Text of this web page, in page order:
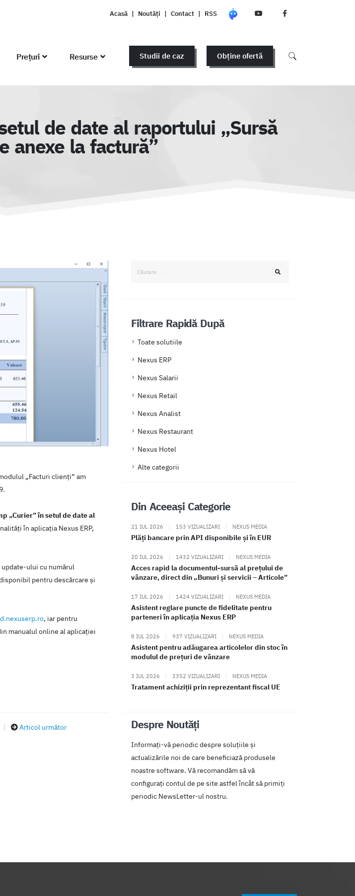
Acasă | Noutăți | Contact | RSS
Prețuri Resurse Studii de caz Obține ofertă
de date al raportului „Sursă
anexe la factură”
„Facturi clienți” am
„Curier” în setul de date al
în aplicaţia Nexus ERP,
ului cu numărul
pentru descărcare şi
, iar pentru
manualul online al aplicaţiei
| Articol următor
Filtrare Rapidă După
Toate solutiile
Nexus ERP
Nexus Salarii
Nexus Retail
Nexus Analist
Nexus Restaurant
Nexus Hotel
Alte categorii
Din Aceeași Categorie
21 IUL 2026 | 153 VIZUALIZARI | NEXUS MEDIA
Plăți bancare prin API disponibile și în EUR
20 IUL 2026 | 1432 VIZUALIZARI | NEXUS MEDIA
Acces rapid la documentul-sursă al prețului de
vânzare, direct din „Bunuri și servicii – Articole”
17 IUL 2026 | 1424 VIZUALIZARI | NEXUS MEDIA
Asistent reglare puncte de fidelitate pentru
parteneri în aplicația Nexus ERP
8 IUL 2026 | 937 VIZUALIZARI | NEXUS MEDIA
Asistent pentru adăugarea articolelor din stoc în
modulul de prețuri de vânzare
3 IUL 2026 | 3352 VIZUALIZARI | NEXUS MEDIA
Tratament achiziții prin reprezentant fiscal UE
Despre Noutăți
Informați-vă periodic despre soluțiile și
actualizările noi de care beneficiază produsele
noastre software. Vă recomandăm să vă
configurați contul de pe site astfel încât să primiți
periodic NewsLetter-ul nostru.